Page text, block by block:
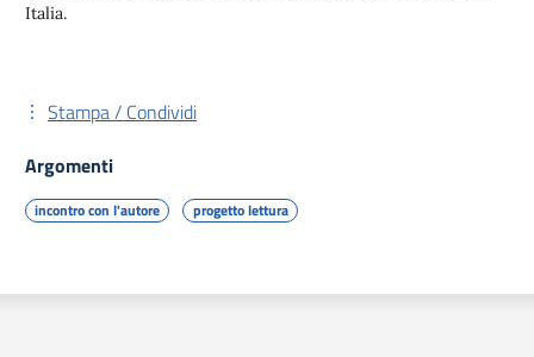
Italia.
Stampa / Condividi
Argomenti
incontro con l'autore progetto lettura